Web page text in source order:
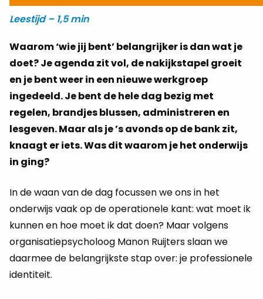
Leestijd – 1,5 min
Waarom ‘wie jij bent’ belangrijker is dan wat je
doet? Je agenda zit vol, de nakijkstapel groeit
en je bent weer in een nieuwe werkgroep
ingedeeld. Je bent de hele dag bezig met
regelen, brandjes blussen, administreren en
lesgeven. Maar als je ’s avonds op de bank zit,
knaagt er iets. Was dit waarom je het onderwijs
in ging?
In de waan van de dag focussen we ons in het
onderwijs vaak op de operationele kant: wat moet ik
kunnen en hoe moet ik dat doen? Maar volgens
organisatiepsycholoog Manon Ruijters slaan we
daarmee de belangrijkste stap over: je professionele
identiteit.